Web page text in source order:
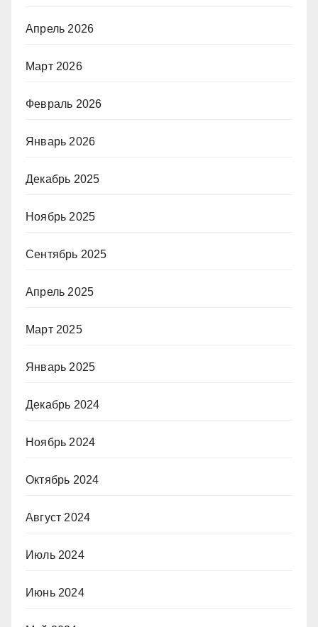
Апрель 2026
Март 2026
Февраль 2026
Январь 2026
Декабрь 2025
Ноябрь 2025
Сентябрь 2025
Апрель 2025
Март 2025
Январь 2025
Декабрь 2024
Ноябрь 2024
Октябрь 2024
Август 2024
Июль 2024
Июнь 2024